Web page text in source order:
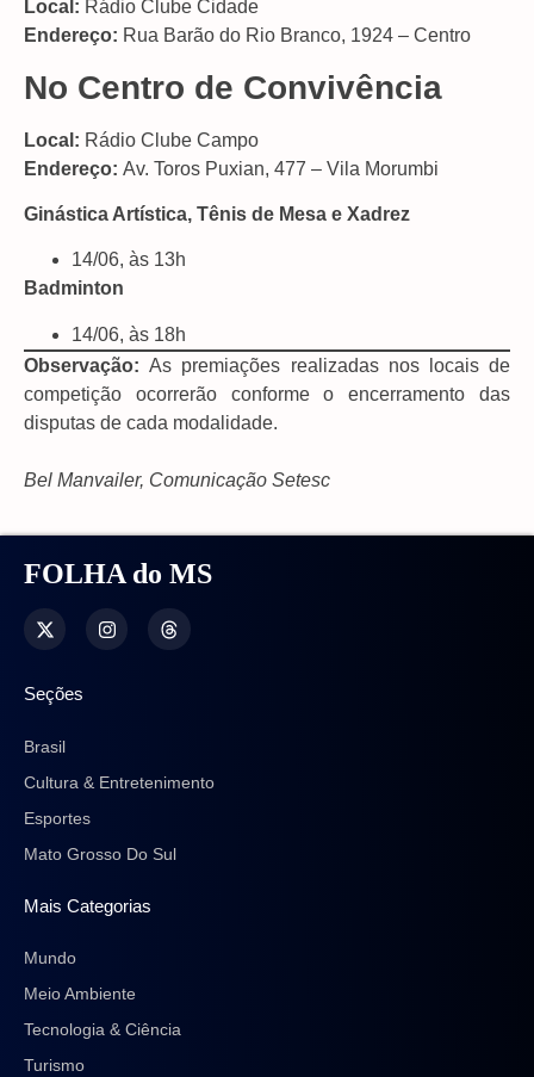
Local: Rádio Clube Cidade
Endereço: Rua Barão do Rio Branco, 1924 – Centro
No Centro de Convivência
Local: Rádio Clube Campo
Endereço: Av. Toros Puxian, 477 – Vila Morumbi
Ginástica Artística, Tênis de Mesa e Xadrez
14/06, às 13h
Badminton
14/06, às 18h
Observação: As premiações realizadas nos locais de
competição ocorrerão conforme o encerramento das
disputas de cada modalidade.
Bel Manvailer, Comunicação Setesc
FOLHA do MS
Seções
Brasil
Cultura & Entretenimento
Esportes
Mato Grosso Do Sul
Mais Categorias
Mundo
Meio Ambiente
Tecnologia & Ciência
Turismo